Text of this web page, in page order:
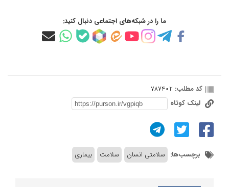
ما را در شبکه‌های اجتماعی دنبال کنید:
کد مطلب: 787402
لینک کوتاه
برچسب‌ها: سلامتی انسان سلامت بیماری